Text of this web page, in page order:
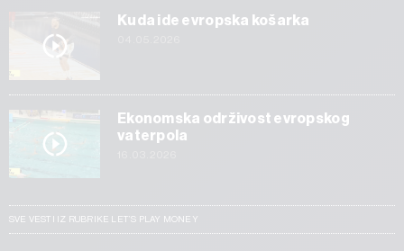
Kuda ide evropska košarka
Ekonomska održivost evropskog
vaterpola
SVE VESTI IZ RUBRIKE LET’S PLAY MONEY